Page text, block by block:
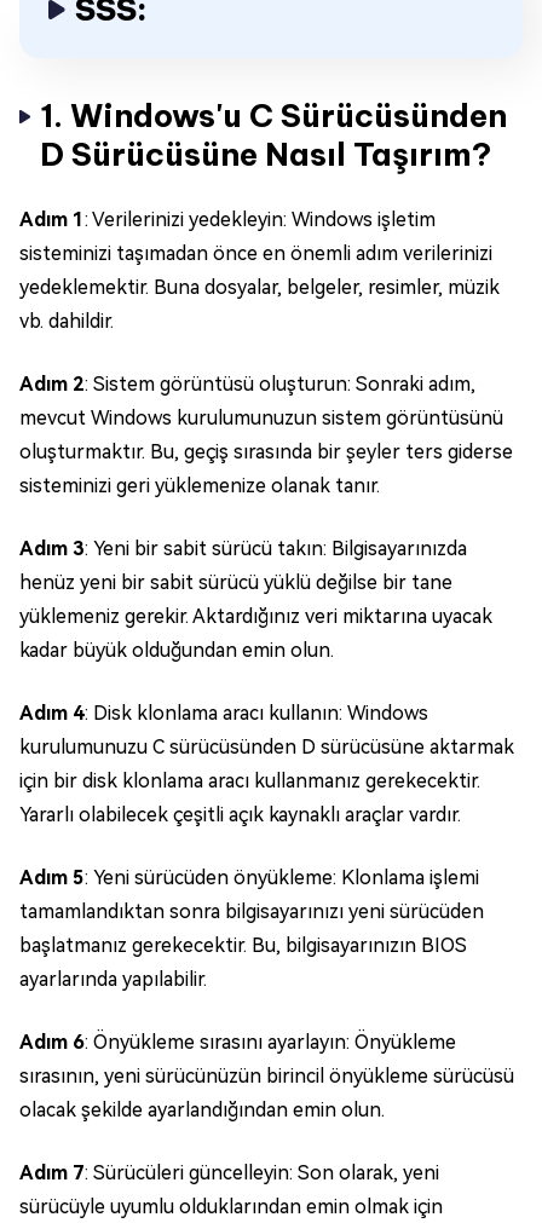
SSS:
1. Windows'u C Sürücüsünden
D Sürücüsüne Nasıl Taşırım?
Adım 1 : Verilerinizi yedekleyin: Windows işletim
sisteminizi taşımadan önce en önemli adım verilerinizi
yedeklemektir. Buna dosyalar, belgeler, resimler, müzik
vb. dahildir.
Adım 2: Sistem görüntüsü oluşturun: Sonraki adım,
mevcut Windows kurulumunuzun sistem görüntüsünü
oluşturmaktır. Bu, geçiş sırasında bir şeyler ters giderse
sisteminizi geri yüklemenize olanak tanır.
Adım 3: Yeni bir sabit sürücü takın: Bilgisayarınızda
henüz yeni bir sabit sürücü yüklü değilse bir tane
yüklemeniz gerekir. Aktardığınız veri miktarına uyacak
kadar büyük olduğundan emin olun.
Adım 4: Disk klonlama aracı kullanın: Windows
kurulumunuzu C sürücüsünden D sürücüsüne aktarmak
için bir disk klonlama aracı kullanmanız gerekecektir.
Yararlı olabilecek çeşitli açık kaynaklı araçlar vardır.
Adım 5: Yeni sürücüden önyükleme: Klonlama işlemi
tamamlandıktan sonra bilgisayarınızı yeni sürücüden
başlatmanız gerekecektir. Bu, bilgisayarınızın BIOS
ayarlarında yapılabilir.
Adım 6: Önyükleme sırasını ayarlayın: Önyükleme
sırasının, yeni sürücünüzün birincil önyükleme sürücüsü
olacak şekilde ayarlandığından emin olun.
Adım 7: Sürücüleri güncelleyin: Son olarak, yeni
sürücüyle uyumlu olduklarından emin olmak için